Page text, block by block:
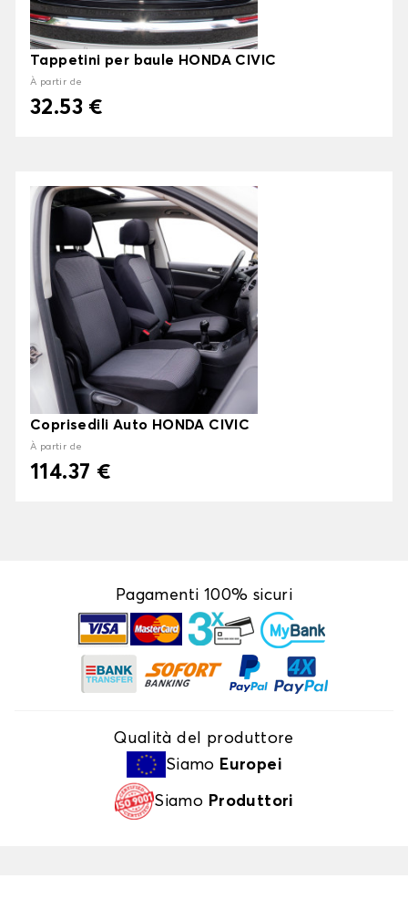
Tappetini per baule HONDA CIVIC
À partir de
32.53 €
Coprisedili Auto HONDA CIVIC
À partir de
114.37 €
Pagamenti 100% sicuri
Qualità del produttore
Siamo Europei
Siamo Produttori